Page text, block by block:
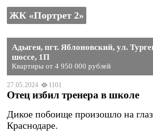
ЖК «Портрет 2»
Адыгея, пгт. Яблоновский, ул.
шоссе, 1П
Квартиры от 4 950 000 рублей
27.05.2024 1101
Отец избил тренера в школе
Дикое побоище произошло на
Краснодаре.